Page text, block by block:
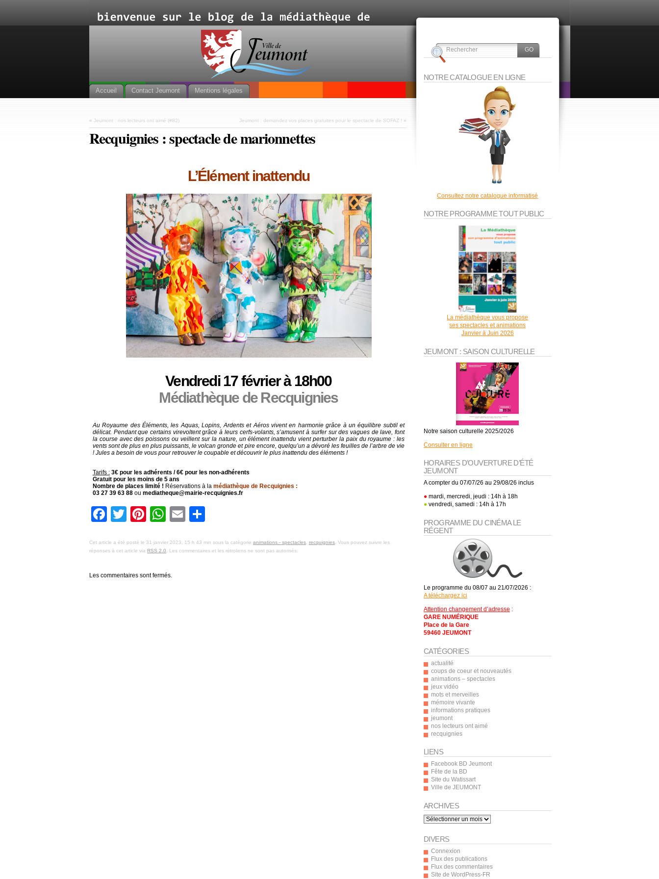
Accueil Contact Jeumont Mentions légales
« Jeumont : nos lecteurs ont aimé (#82) Jeumont : demandez vos places gratuites pour le spectacle de SOFAZ ! »
Recquignies : spectacle de marionnettes
L’Élément inattendu
Vendredi 17 février à 18h00
Médiathèque de Recquignies
Au Royaume des Éléments, les Aquas, Lopins, Ardents et Aéros vivent en harmonie grâce à un équilibre subtil et
délicat. Pendant que certains virevoltent grâce à leurs cerfs-volants, s’amusent à surfer sur des vagues de lave, font
la course avec des poissons ou veillent sur la nature, un élément inattendu vient perturber la paix du royaume : les
vents sont de plus en plus puissants, le volcan gronde et pire encore, quelqu’un a dévoré les feuilles de l’arbre de vie
! Jules a besoin de vous pour retrouver le coupable et découvrir le plus inattendu des éléments !
Tarifs : 3€ pour les adhérents / 6€ pour les non-adhérents
Gratuit pour les moins de 5 ans
Nombre de places limité ! Réservations à la médiathèque de Recquignies :
03 27 39 63 88 ou mediatheque@mairie-recquignies.fr
Facebook
TwitterPinterest
WhatsApp
Email
Cet article a été posté le 31 janvier 2023, 15 h 43 min sous la catégorie animations - spectacles recquignies . Vous pouvez suivre les
réponses à cet article via RSS 2.0 . Les commentaires et les rétroliens ne sont pas autorisés.
Les commentaires sont fermés.
NOTRE CATALOGUE EN LIGNE
Consultez notre catalogue informatisé
NOTRE PROGRAMME TOUT PUBLIC
La médiathèque vous propose
ses spectacles et animations
Janvier à Juin 2026
JEUMONT : SAISON CULTURELLE
Notre saison culturelle 2025/2026
Consulter en ligne
HORAIRES D’OUVERTURE D’ÉTÉ
JEUMONT
A compter du 07/07/26 au 29/08/26 inclus
●mardi, mercredi, jeudi : 14h à 18h
●vendredi, samedi : 14h à 17h
PROGRAMME DU CINÉMA LE
RÉGENT
Le programme du 08/07 au 21/07/2026 :
A téléchargez ici
Attention changement d’adresse :
GARE NUMÉRIQUE
Place de la Gare
59460 JEUMONT
CATÉGORIES
actualité
coups de coeur et nouveautés
animations – spectacles
jeux vidéo
mots et merveilles
mémoire vivante
informations pratiques
jeumont
nos lecteurs ont aimé
recquignies
LIENS
Facebook BD Jeumont
Fête de la BD
Site du Watissart
Ville de JEUMONT
ARCHIVES
Archives
DIVERS
Connexion
Flux des publications
Flux des commentaires
Site de WordPress-FR